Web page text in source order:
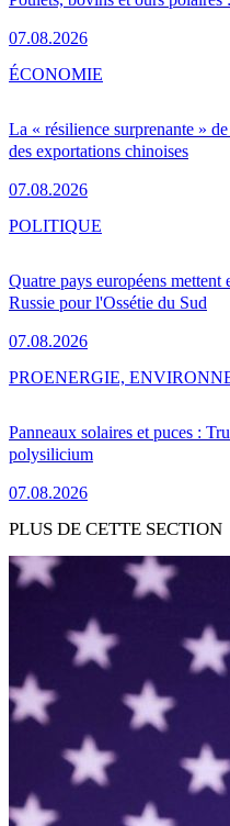
07.08.2026
La « résilience surprenante »
des exportations chinoises
07.08.2026
ÉCONOMIE
Quatre pays européens mettent
Russie pour l'Ossétie du Sud
07.08.2026
POLITIQUE
Panneaux solaires et puces :
polysilicium
07.08.2026
PROENERGIE,
PLUS DE CETTE SECTION